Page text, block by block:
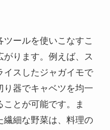
ールを使いこなすこ
がります。例えば、ス
イスしたジャガイモで
り器でキャベツを均一
とが可能です。ま
繊細な野菜は、料理の